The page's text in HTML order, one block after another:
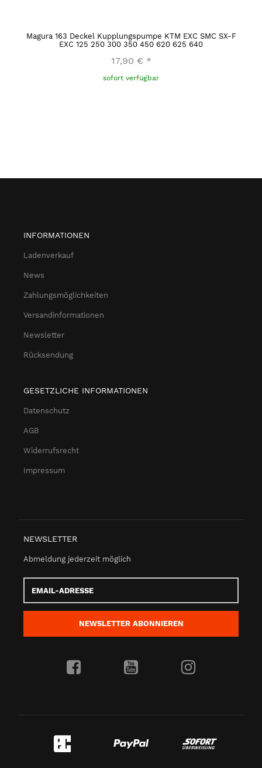
Magura 163 Deckel Kupplungspumpe KTM EXC SMC SX-F
EXC 125 250 300 350 450 620 625 640
17,90 € *
sofort verfügbar
INFORMATIONEN
Ladenverkauf
News
Zahlungsmöglichkeiten
Versandinformationen
Newsletter
Rücksendung
GESETZLICHE INFORMATIONEN
Datenschutz
AGB
Widerrufsrecht
Impressum
NEWSLETTER
Abmeldung jederzeit möglich
Adresse
NEWSLETTER ABONNIEREN